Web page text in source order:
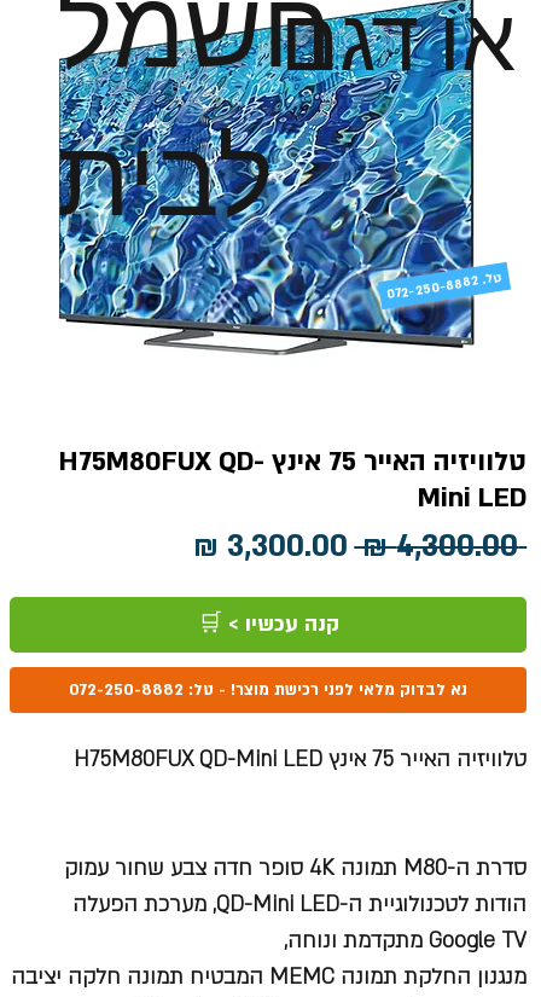
או דגם
לבית
טלוויזיה האייר 75 אינץ H75M80FUX QD-
Mini LED
‏4,300.00 ‏₪
מחיר
רגיל
מבצע
קנה עכשיו > 🛒
נא לבדוק מלאי לפני רכישת מוצר! - טל: 072-250-8882
טלוויזיה האייר 75 אינץ H75M80FUX QD-Mini LED
סדרת ה-M80 תמונה 4K סופר חדה צבע שחור עמוק
הודות לטכנולוגיית ה-QD-Mini LED, מערכת הפעלה
Google TV מתקדמת ונוחה,
מנגנון החלקת תמונה MEMC המבטיח תמונה חלקה יציבה
072-250-8882 .טל